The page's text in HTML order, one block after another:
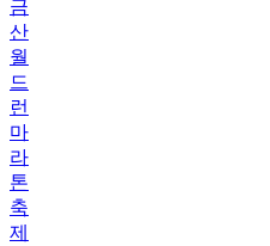
월
드
런
마
라
톤
축
제
34